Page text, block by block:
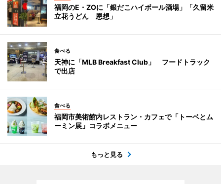
福岡のE・ZOに「銀だこハイボール酒場」「久留米
立花うどん 恩想」
食べる
天神に「MLB Breakfast Club」 フードトラック
で出店
食べる
福岡市美術館内レストラン・カフェで「トーベとム
ーミン展」コラボメニュー
もっと見る